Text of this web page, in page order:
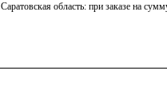
Саратовская область: при заказе на